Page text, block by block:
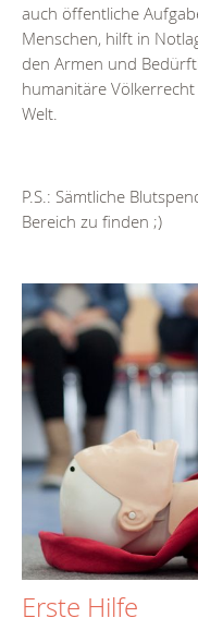
auch öffentliche
Menschen, hilft in
den Armen und
humanitäre
Welt.
P.S.: Sämtliche
Bereich zu finden ;)
Erste Hilfe